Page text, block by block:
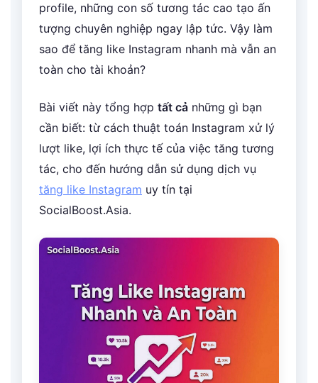
profile, những con số tương tác cao tạo ấn
tượng chuyên nghiệp ngay lập tức. Vậy làm
sao để tăng like Instagram nhanh mà vẫn an
toàn cho tài khoản?
Bài viết này tổng hợp tất cả những gì bạn
cần biết: từ cách thuật toán Instagram xử lý
lượt like, lợi ích thực tế của việc tăng tương
tác, cho đến hướng dẫn sử dụng dịch vụ
tăng like Instagram uy tín tại
SocialBoost.Asia.